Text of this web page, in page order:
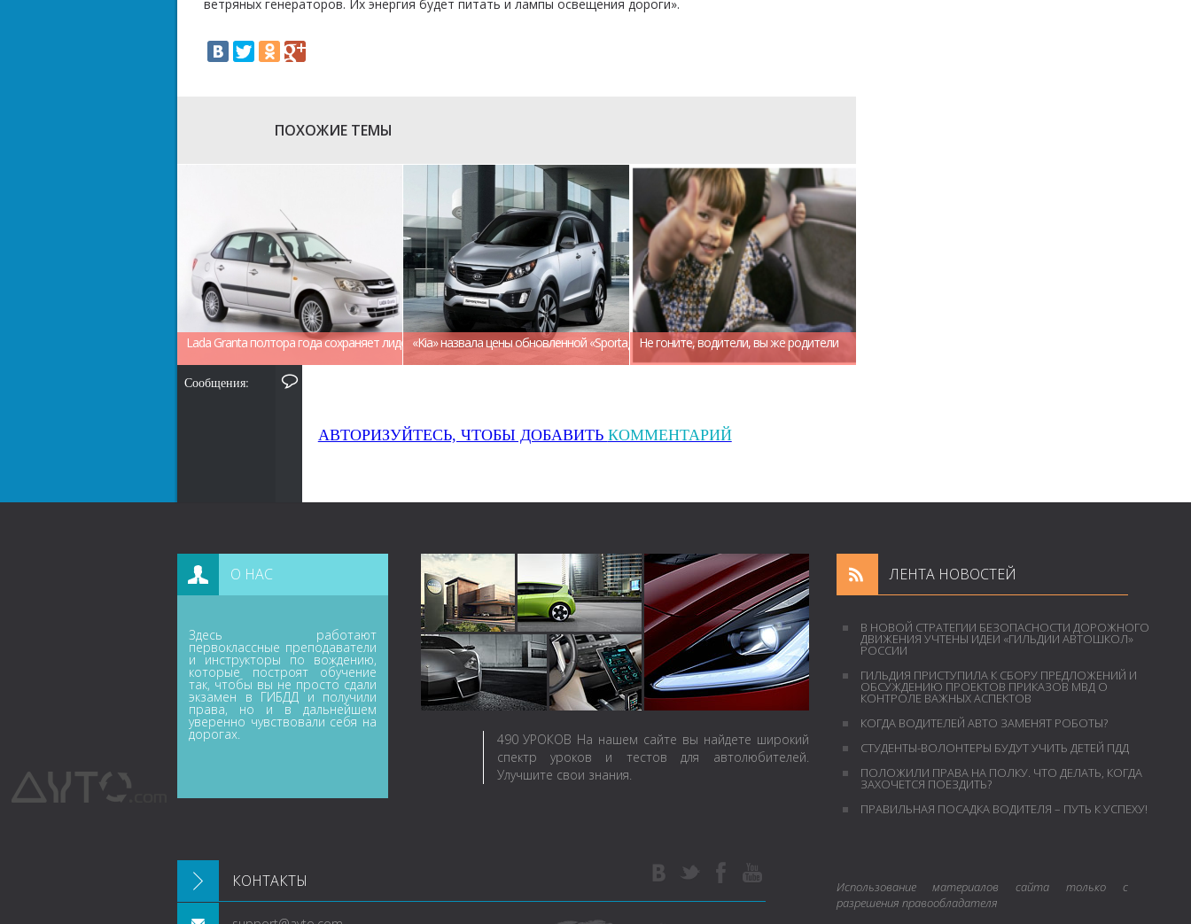
ветряных генераторов. Их энергия будет питать и лампы освещения дороги».
ПОХОЖИЕ ТЕМЫ
Lada Granta полтора года сохраняет лидерство на рынке«Kia» назвала цены обновленной «Sportage» для РоссииНе гоните, водители, вы же родители
Сообщения:
АВТОРИЗУЙТЕСЬ, ЧТОБЫ ДОБАВИТЬ КОММЕНТАРИЙ
О НАС
Здесь работают
первоклассные преподаватели
и инструкторы по вождению,
которые построят обучение
так, чтобы вы не просто сдали
экзамен в ГИБДД и получили
права, но и в дальнейшем
уверенно чувствовали себя на
дорогах. 490УРОКОВ На нашем сайте вы найдете широкий
спектр уроков и тестов для автолюбителей.
Улучшите свои знания.
ЛЕНТА НОВОСТЕЙ
В НОВОЙ СТРАТЕГИИ БЕЗОПАСНОСТИ ДОРОЖНОГО
ДВИЖЕНИЯ УЧТЕНЫ ИДЕИ «ГИЛЬДИИ АВТОШКОЛ»
РОССИИ
ГИЛЬДИЯ ПРИСТУПИЛА К СБОРУ ПРЕДЛОЖЕНИЙ И
ОБСУЖДЕНИЮ ПРОЕКТОВ ПРИКАЗОВ МВД О
КОНТРОЛЕ ВАЖНЫХ АСПЕКТОВ
КОГДА ВОДИТЕЛЕЙ АВТО ЗАМЕНЯТ РОБОТЫ?
СТУДЕНТЫ-ВОЛОНТЕРЫ БУДУТ УЧИТЬ ДЕТЕЙ ПДД
ПОЛОЖИЛИ ПРАВА НА ПОЛКУ. ЧТО ДЕЛАТЬ, КОГДА
ЗАХОЧЕТСЯ ПОЕЗДИТЬ?
ПРАВИЛЬНАЯ ПОСАДКА ВОДИТЕЛЯ – ПУТЬ К УСПЕХУ!
КОНТАКТЫ
Использование материалов сайта только с
разрешения правообладателя